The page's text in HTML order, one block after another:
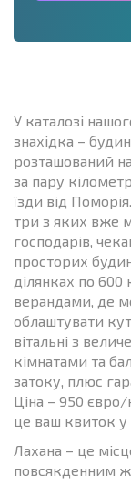
У каталозі
знахідка –
розташований на
за пару
їзди від
три з яких вже
господарів,
просторих
ділянках по 600
верандами, де
облаштувати
вітальні з
кімнатами та
затоку, плюс
Ціна – 950
це ваш квиток у
Лахана – це
повсякденним